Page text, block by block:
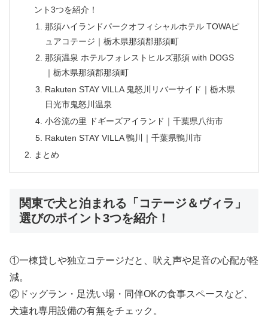
ント3つを紹介！
那須ハイランドパークオフィシャルホテル TOWAピ
ュアコテージ｜栃木県那須郡那須町
那須温泉 ホテルフォレストヒルズ那須 with DOGS
｜栃木県那須郡那須町
Rakuten STAY VILLA 鬼怒川リバーサイド｜栃木県
日光市鬼怒川温泉
小谷流の里 ドギーズアイランド｜千葉県八街市
Rakuten STAY VILLA 鴨川｜千葉県鴨川市
まとめ
関東で犬と泊まれる「コテージ＆ヴィラ」
選びのポイント3つを紹介！
①一棟貸しや独立コテージだと、吠え声や足音の心配が軽
減。
②ドッグラン・足洗い場・同伴OKの食事スペースなど、
犬連れ専用設備の有無をチェック。